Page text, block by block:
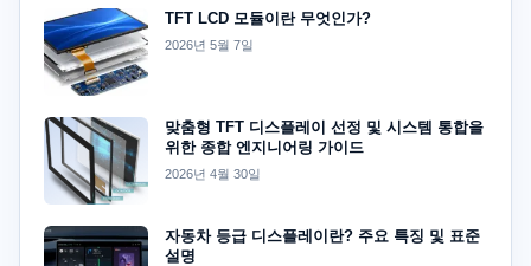
TFT LCD 모듈이란 무엇인가?
2026년 5월 7일
맞춤형 TFT 디스플레이 선정 및 시스템 통합을
위한 종합 엔지니어링 가이드
2026년 4월 30일
자동차 등급 디스플레이란? 주요 특징 및 표준
설명